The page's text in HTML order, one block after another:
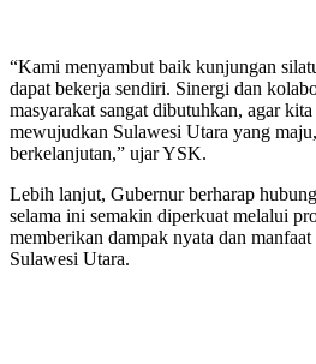
“Kami menyambut baik kunjungan
dapat bekerja sendiri. Sinergi dan
masyarakat sangat dibutuhkan, agar kita
mewujudkan Sulawesi Utara yang
berkelanjutan,” ujar YSK.
Lebih lanjut, Gubernur berharap
selama ini semakin diperkuat melalui
memberikan dampak nyata dan
Sulawesi Utara.